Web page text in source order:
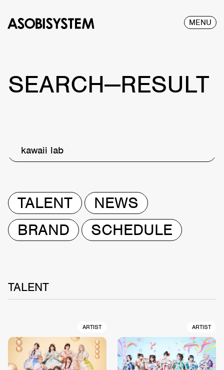
MENU
SEARCH—RESULT
kawaii lab
TALENT
NEWS
BRAND
SCHEDULE
TALENT
ARTIST ARTIST